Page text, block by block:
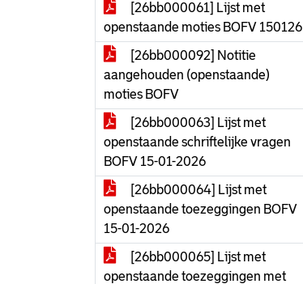
[26bb000061] Lijst met
openstaande moties BOFV 150126
[26bb000092] Notitie
aangehouden (openstaande)
moties BOFV
[26bb000063] Lijst met
openstaande schriftelijke vragen
BOFV 15-01-2026
[26bb000064] Lijst met
openstaande toezeggingen BOFV
15-01-2026
[26bb000065] Lijst met
openstaande toezeggingen met